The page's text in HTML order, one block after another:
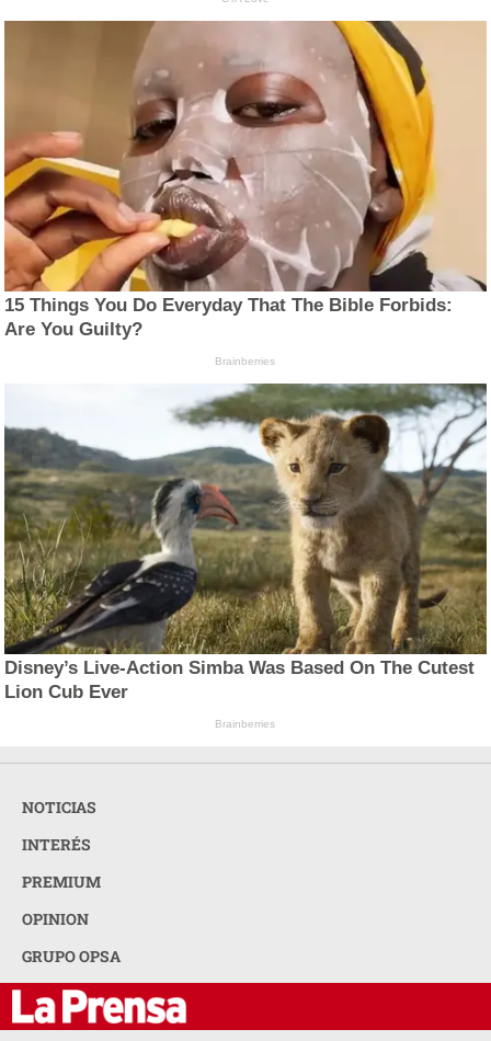
15 Things You Do Everyday That The Bible Forbids:
Are You Guilty?
Brainberries
Disney’s Live-Action Simba Was Based On The Cutest
Lion Cub Ever
Brainberries
NOTICIAS
INTERÉS
PREMIUM
OPINION
GRUPO OPSA